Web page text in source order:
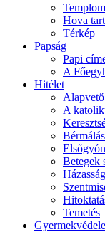
Hova
Térkép
Papság
Papi
A
Hitélet
A
Bérmálás
Betegek
Temetés